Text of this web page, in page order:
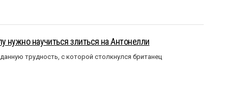
нужно научиться злиться на Антонелли
трудность, с которой столкнулся британец